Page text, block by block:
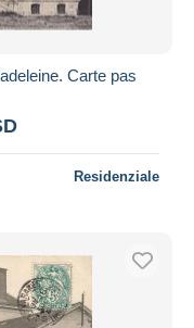
Carte pas
Residenziale